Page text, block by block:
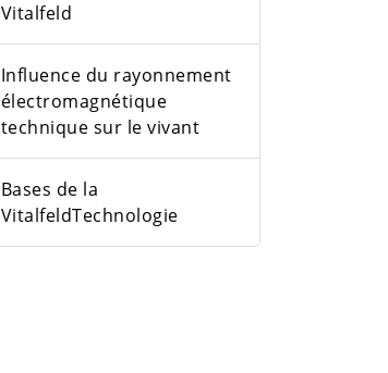
Vitalfeld
Influence du rayonnement
électromagnétique
technique sur le vivant
Bases de la
VitalfeldTechnologie